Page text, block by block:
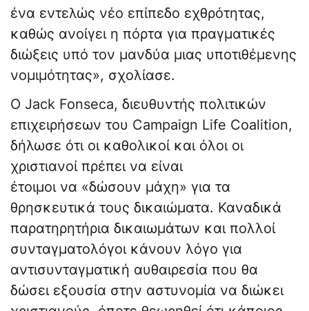
ένα εντελώς νέο επίπεδο εχθρότητας,
καθώς ανοίγει η πόρτα για πραγματικές
διώξεις υπό τον μανδύα μιας υποτιθέμενης
νομιμότητας», σχολίασε.
Ο Jack Fonseca, διευθυντής πολιτικών
επιχειρήσεων του Campaign Life Coalition,
δήλωσε ότι οι καθολικοί και όλοι οι
χριστιανοί πρέπει να είναι
έτοιμοι να «δώσουν μάχη» για τα
θρησκευτικά τους δικαιώματα. Καναδικά
παρατηρητήρια δικαιωμάτων και πολλοί
συνταγματολόγοι κάνουν λόγο για
αντισυνταγματική αυθαιρεσία που θα
δώσει εξουσία στην αστυνομία να διώκει